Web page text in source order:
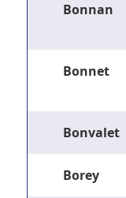
Bonnan
Bonnet
Bonvalet
Borey